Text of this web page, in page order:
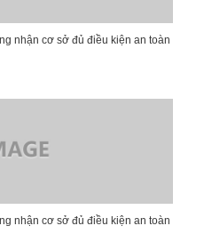
nhận cơ sở đủ điều kiện an toàn
nhận cơ sở đủ điều kiện an toàn